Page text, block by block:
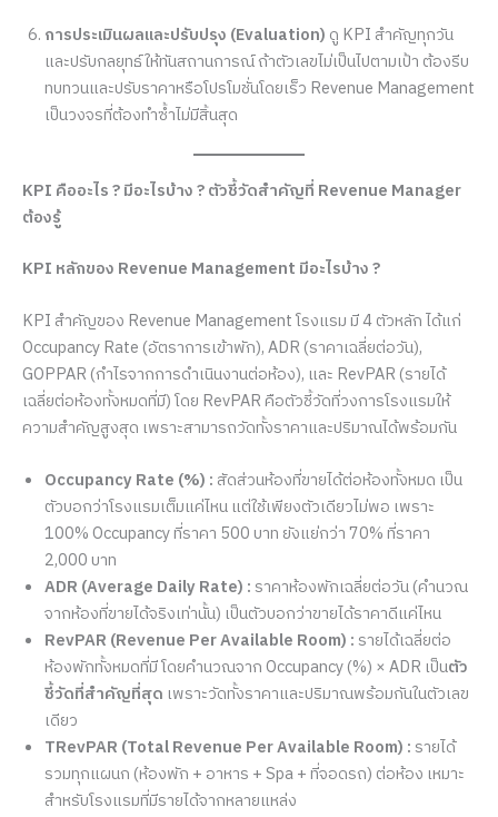
การประเมินผลและปรับปรุง (Evaluation) ดู KPI สำคัญทุกวัน
และปรับกลยุทธ์ให้ทันสถานการณ์ ถ้าตัวเลขไม่เป็นไปตามเป้า ต้องรีบ
ทบทวนและปรับราคาหรือโปรโมชั่นโดยเร็ว Revenue Management
เป็นวงจรที่ต้องทำซ้ำไม่มีสิ้นสุด
KPI คืออะไร ? มีอะไรบ้าง ? ตัวชี้วัดสำคัญที่ Revenue Manager
ต้องรู้
KPI หลักของ Revenue Management มีอะไรบ้าง ?
KPI สำคัญของ Revenue Management โรงแรม มี 4 ตัวหลัก ได้แก่
Occupancy Rate (อัตราการเข้าพัก), ADR (ราคาเฉลี่ยต่อวัน),
GOPPAR (กำไรจากการดำเนินงานต่อห้อง), และ RevPAR (รายได้
เฉลี่ยต่อห้องทั้งหมดที่มี) โดย RevPAR คือตัวชี้วัดที่วงการโรงแรมให้
ความสำคัญสูงสุด เพราะสามารถวัดทั้งราคาและปริมาณได้พร้อมกัน
Occupancy Rate (%) : สัดส่วนห้องที่ขายได้ต่อห้องทั้งหมด เป็น
ตัวบอกว่าโรงแรมเต็มแค่ไหน แต่ใช้เพียงตัวเดียวไม่พอ เพราะ
100% Occupancy ที่ราคา 500 บาท ยังแย่กว่า 70% ที่ราคา
2,000 บาท
ADR (Average Daily Rate) :ราคาห้องพักเฉลี่ยต่อวัน (คำนวณ
จากห้องที่ขายได้จริงเท่านั้น) เป็นตัวบอกว่าขายได้ราคาดีแค่ไหน
RevPAR (Revenue Per Available Room) :รายได้เฉลี่ยต่อ
ห้องพักทั้งหมดที่มี โดยคำนวณจาก Occupancy (%) × ADR เป็นตัว
ชี้วัดที่สำคัญที่สุด เพราะวัดทั้งราคาและปริมาณพร้อมกันในตัวเลข
เดียว
TRevPAR (Total Revenue Per Available Room) :รายได้
รวมทุกแผนก (ห้องพัก + อาหาร + Spa + ที่จอดรถ) ต่อห้อง เหมาะ
สำหรับโรงแรมที่มีรายได้จากหลายแหล่ง